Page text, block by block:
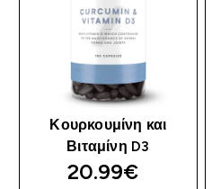
Κουρκουμίνη και
Βιταμίνη D3
20.99€‎